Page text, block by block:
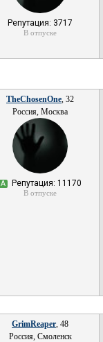
Репутация: 3717
В отпуске
TheChosenOne, 32
Россия, Москва
А Репутация: 11170
В отпуске
GrimReaper, 48
Россия, Смоленск